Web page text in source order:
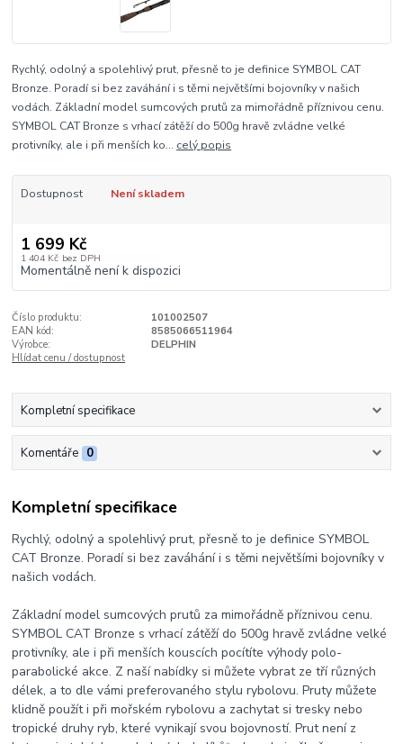
Rychlý, odolný a spolehlivý prut, přesně to je definice SYMBOL CAT
Bronze. Poradí si bez zaváhání i s těmi největšími bojovníky v našich
vodách. Základní model sumcových prutů za mimořádně příznivou cenu.
SYMBOL CAT Bronze s vrhací zátěží do 500g hravě zvládne velké
protivníky, ale i při menších ko... celý popis
Dostupnost Není skladem
1 699 Kč
1 404 Kč bez DPH
Momentálně není k dispozici
Číslo produktu:
101002507
EAN kód:
8585066511964
Výrobce:
DELPHIN
Hlídat cenu / dostupnost
Kompletní specifikace
Komentáře 0
Kompletní specifikace
Rychlý, odolný a spolehlivý prut, přesně to je definice SYMBOL
CAT Bronze. Poradí si bez zaváhání i s těmi největšími bojovníky v
našich vodách.
Základní model sumcových prutů za mimořádně příznivou cenu.
SYMBOL CAT Bronze s vrhací zátěží do 500g hravě zvládne velké
protivníky, ale i při menších kouscích pocítíte výhody polo-
parabolické akce. Z naší nabídky si můžete vybrat ze tří různých
délek, a to dle vámi preferovaného stylu rybolovu. Pruty můžete
klidně použít i při mořském rybolovu a zachytat si tresky nebo
tropické druhy ryb, které vynikají svou bojovností. Prut není z